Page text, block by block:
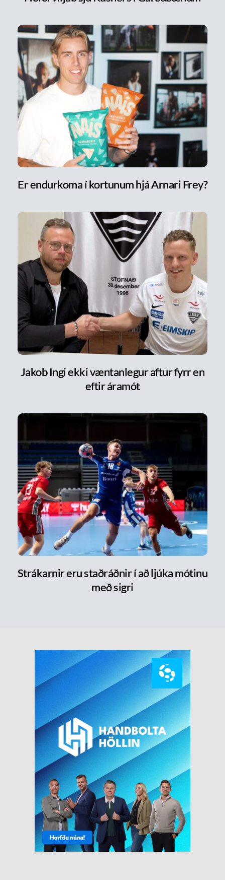
Er endurkoma í kortunum hjá Arnari Frey?
Jakob Ingi ekki væntanlegur aftur fyrr en
eftir áramót
Strákarnir eru staðráðnir í að ljúka mótinu
með sigri